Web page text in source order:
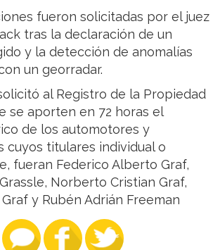
fueron solicitadas por el juez
tras la declaración de un
y la detección de anomalías
un georradar.
al Registro de la Propiedad
se aporten en 72 horas el
de los automotores y
cuyos titulares individual o
fueran Federico Alberto Graf,
Norberto Cristian Graf,
y Rubén Adrián Freeman